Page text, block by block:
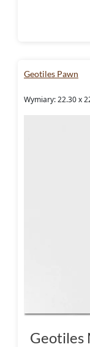
Geotiles Pawn
Wymiary: 22.30 x
Geotiles